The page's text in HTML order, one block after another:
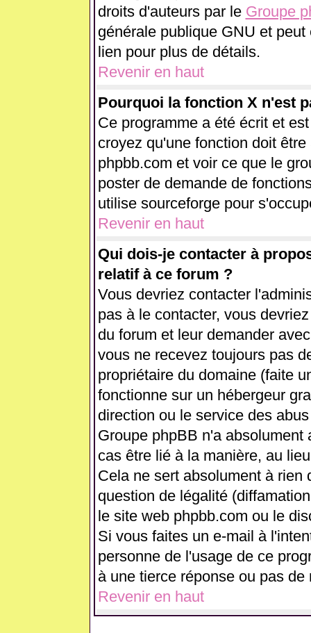
droits d'auteurs par le Groupe
générale publique GNU et
lien pour plus de détails.
Revenir en haut
Pourquoi la fonction X n'est
Ce programme a été écrit et
croyez qu'une fonction doit
phpbb.com et voir ce que le
poster de demande de
utilise sourceforge pour
Revenir en haut
Qui dois-je contacter à
relatif à ce forum ?
Vous devriez contacter
pas à le contacter, vous
du forum et leur demander
vous ne recevez toujours pas
propriétaire du domaine (faite
fonctionne sur un hébergeur
direction ou le service des
Groupe phpBB n'a
cas être lié à la manière, au
Cela ne sert absolument à rien
question de légalité
le site web phpbb.com ou le
Si vous faites un e-mail à
personne de l'usage de ce
à une tierce réponse ou pas de
Revenir en haut